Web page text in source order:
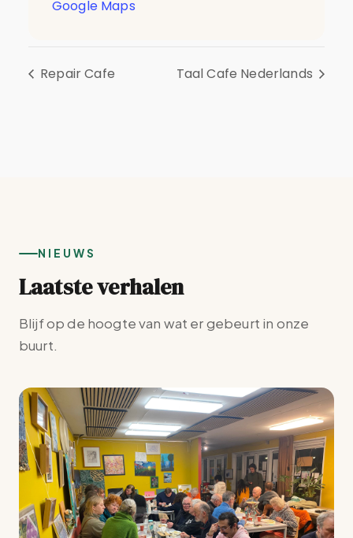
Google Maps
Repair Cafe Taal Cafe Nederlands
NIEUWS
Laatste verhalen
Blijf op de hoogte van wat er gebeurt in onze
buurt.